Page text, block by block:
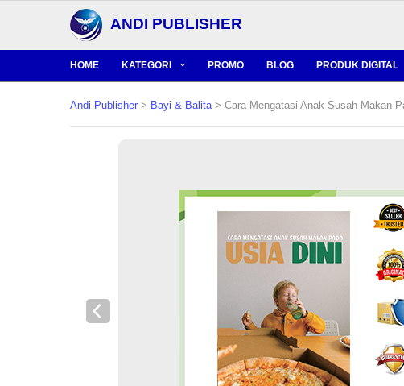
ANDI PUBLISHER
HOME KATEGORI PROMO BLOG PRODUK DIGITAL
Andi Publisher > Bayi & Balita> Cara Mengatasi Anak Susah Makan